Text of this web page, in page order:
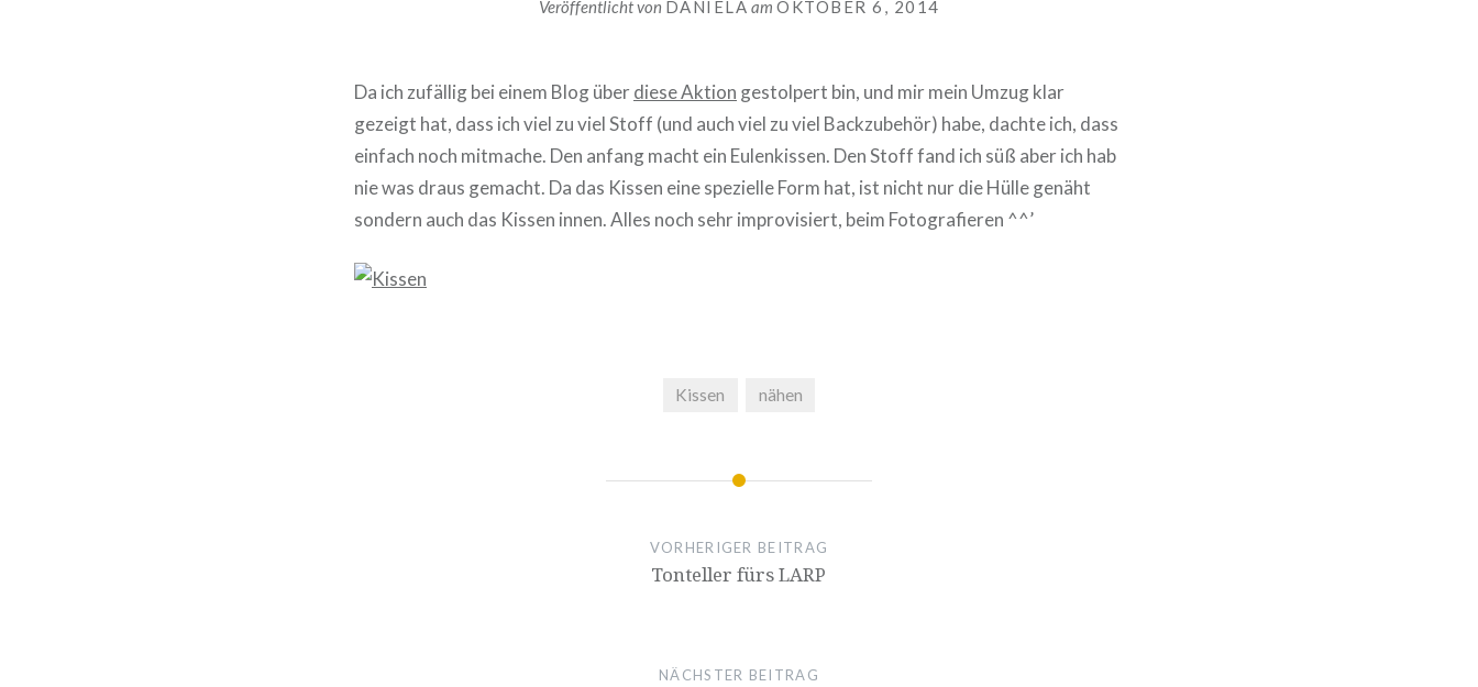
Veröffentlicht von DANIELA am OKTOBER 6, 2014
Da ich zufällig bei einem Blog überdiese Aktion gestolpert bin, und mir mein Umzug klar
gezeigt hat, dass ich viel zu viel Stoff (und auch viel zu viel Backzubehör) habe, dachte ich, dass
einfach noch mitmache. Den anfang macht ein Eulenkissen. Den Stoff fand ich süß aber ich hab
nie was draus gemacht. Da das Kissen eine spezielle Form hat, ist nicht nur die Hülle genäht
sondern auch das Kissen innen. Alles noch sehr improvisiert, beim Fotografieren ^^’
Kissen nähen
VORHERIGER BEITRAG
Tonteller fürs LARP
NÄCHSTER BEITRAG